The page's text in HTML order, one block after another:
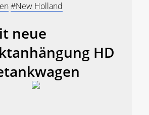
#New Holland
neue
HD